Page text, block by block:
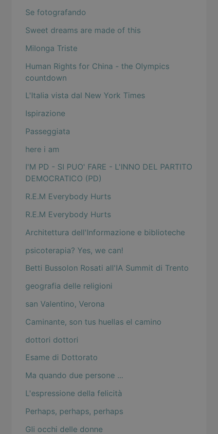
Se fotografando
Sweet dreams are made of this
Milonga Triste
Human Rights for China - the Olympics
countdown
L'Italia vista dal New York Times
Ispirazione
Passeggiata
here i am
I'M PD - SI PUO' FARE - L'INNO DEL PARTITO
DEMOCRATICO (PD)
R.E.M Everybody Hurts
R.E.M Everybody Hurts
Architettura dell'Informazione e biblioteche
psicoterapia? Yes, we can!
Betti Bussolon Rosati all'IA Summit di Trento
geografia delle religioni
san Valentino, Verona
Caminante, son tus huellas el camino
dottori dottori
Esame di Dottorato
Ma quando due persone ...
L'espressione della felicità
Perhaps, perhaps, perhaps
Gli occhi delle donne